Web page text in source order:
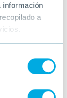
información
a